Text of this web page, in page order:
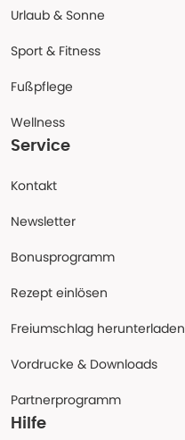
Urlaub & Sonne
Sport & Fitness
Fußpflege
Wellness
Service
Kontakt
Newsletter
Bonusprogramm
Rezept einlösen
Freiumschlag herunterladen
Vordrucke & Downloads
Partnerprogramm
Hilfe